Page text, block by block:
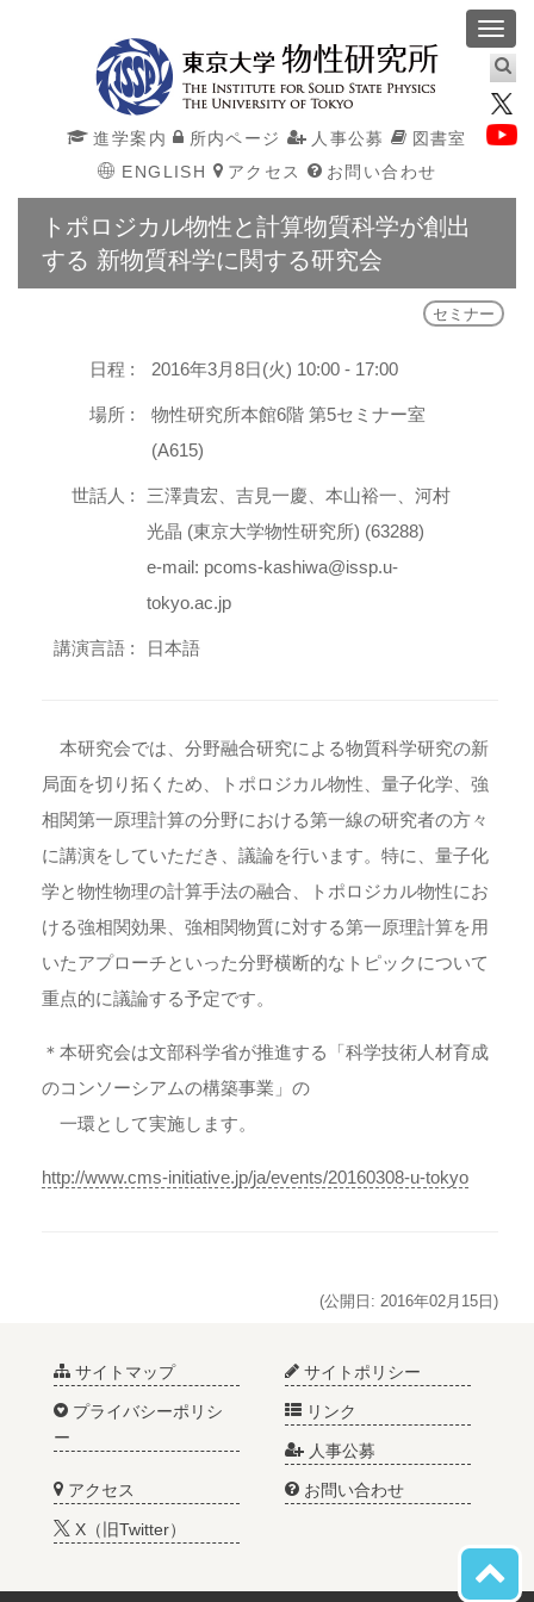
進学案内 所内ページ 人事公募
図書室
ENGLISH
アクセス お問い合わせ
トポロジカル物性と計算物質科学が創出
する 新物質科学に関する研究会
セミナー
日程 : 2016年3月8日(火) 10:00 - 17:00
場所 :
物性研究所本館6階 第5セミナー室
(A615)
世話人 :
三澤貴宏、吉見一慶、本山裕一、河村
光晶 (東京大学物性研究所) (63288)
e-mail: pcoms-kashiwa@issp.u-
tokyo.ac.jp
講演言語 : 日本語
本研究会では、分野融合研究による物質科学研究の新
局面を切り拓くため、トポロジカル物性、量子化学、強
相関第一原理計算の分野における第一線の研究者の方々
に講演をしていただき、議論を行います。特に、量子化
学と物性物理の計算手法の融合、トポロジカル物性にお
ける強相関効果、強相関物質に対する第一原理計算を用
いたアプローチといった分野横断的なトピックについて
重点的に議論する予定です。
＊本研究会は文部科学省が推進する「科学技術人材育成
のコンソーシアムの構築事業」の
一環として実施します。
http://www.cms-initiative.jp/ja/events/20160308-u-tokyo
(公開日: 2016年02月15日)
サイトマップ サイトポリシー
プライバシーポリシ
ー
リンク
人事公募
アクセス お問い合わせ
X（旧Twitter）